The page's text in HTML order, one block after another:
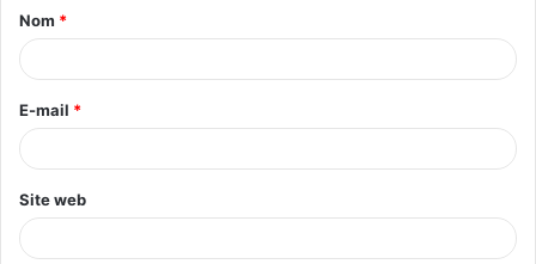
a
e
*
Nom *
E-mail *
Site web